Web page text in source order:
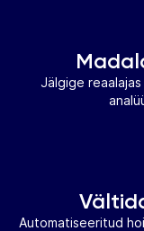
Jälgige
Automatiseeritud